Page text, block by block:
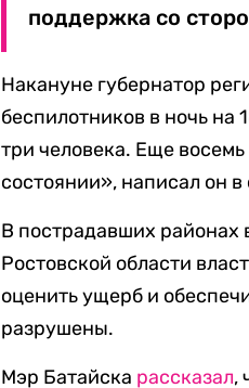
поддержка со
Накануне губернатор
беспилотников в ночь на
три человека. Еще
состоянии», написал он в
В пострадавших районах
Ростовской области
оценить ущерб и
разрушены.
Мэр Батайска рассказал,